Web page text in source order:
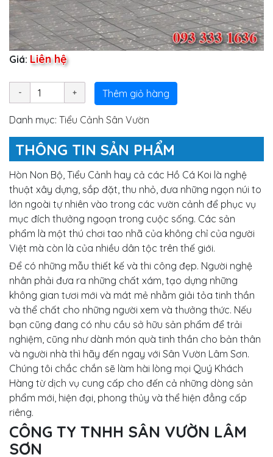
Giá: Liên hệ
Thêm giỏ hàng
Danh mục: Tiểu Cảnh Sân Vườn
THÔNG TIN SẢN PHẨM
Hòn Non Bộ, Tiểu Cảnh hay cả các Hồ Cá Koi là nghệ
thuật xây dựng, sắp đặt, thu nhỏ, đưa những ngọn núi to
lớn ngoài tự nhiên vào trong các vườn cảnh để phục vụ
mục đích thưởng ngoạn trong cuộc sống. Các sản
phẩm là một thú chơi tao nhã của không chỉ của người
Việt mà còn là của nhiều dân tộc trên thế giới.
Để có những mẫu thiết kế và thi công đẹp. Người nghệ
nhân phải đưa ra những chất xám, tạo dựng những
không gian tươi mới và mát mẻ nhằm giải tỏa tinh thần
và thể chất cho những người xem và thưởng thức. Nếu
bạn cũng đang có nhu cầu sở hữu sản phẩm để trải
nghiệm, cũng như dành món quà tinh thần cho bản thân
và người nhà thì hãy đến ngay với Sân Vườn Lâm Sơn.
Chúng tôi chắc chắn sẽ làm hài lòng mọi Quý Khách
Hàng từ dịch vụ cung cấp cho đến cả những dòng sản
phẩm mới, hiện đại, phong thủy và thể hiện đẳng cấp
riêng.
CÔNG TY TNHH SÂN VƯỜN LÂM
SƠN